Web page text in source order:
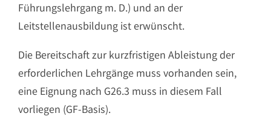
Führungslehrgang m. D.) und an der
Leitstellenausbildung ist erwünscht.
Die Bereitschaft zur kurzfristigen Ableistung der
erforderlichen Lehrgänge muss vorhanden sein,
eine Eignung nach G26.3 muss in diesem Fall
vorliegen (GF-Basis).